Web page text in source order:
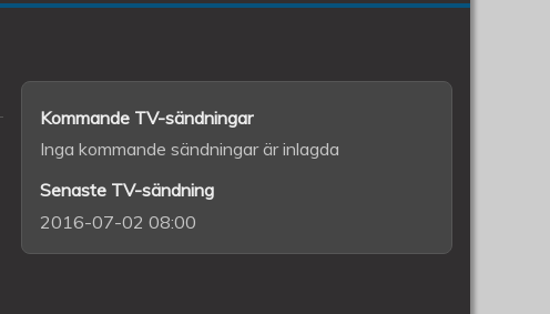
Kommande TV-sändningar
Inga kommande sändningar är inlagda
Senaste TV-sändning
2016-07-02 08:00